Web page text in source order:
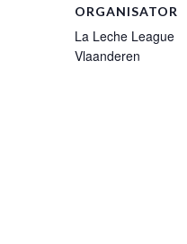
ORGANISATOR
La Leche League
Vlaanderen